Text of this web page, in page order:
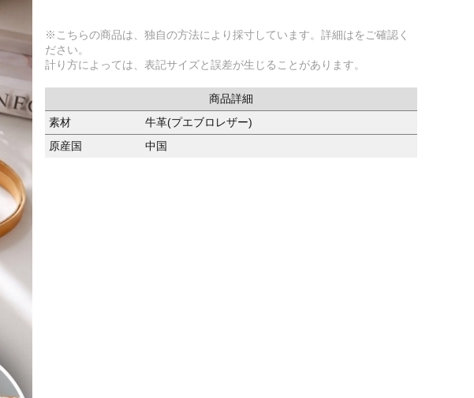
※こちらの商品は、独自の方法により採寸しています。詳細はをご確認く
ださい。
計り方によっては、表記サイズと誤差が生じることがあります。
商品詳細
素材
牛革(プエブロレザー)
原産国
中国